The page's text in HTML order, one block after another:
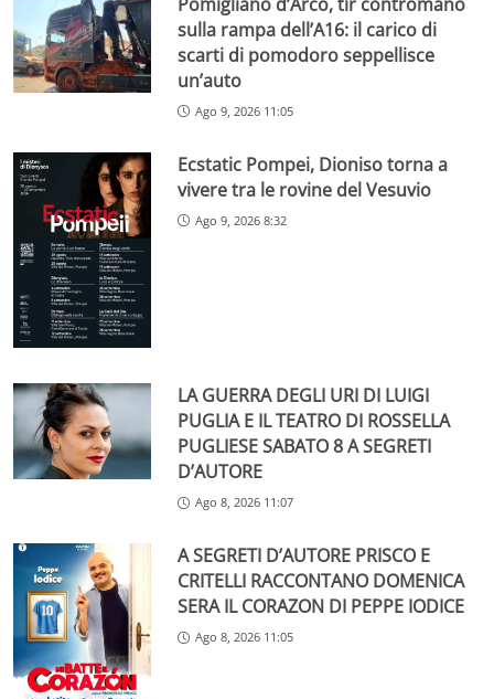
sulla rampa dell’A16: il carico di
scarti di pomodoro seppellisce
un’auto
Ago 9, 2026 11:05
Ecstatic Pompei, Dioniso torna a
vivere tra le rovine del Vesuvio
Ago 9, 2026 8:32
LA GUERRA DEGLI URI DI LUIGI
PUGLIA E IL TEATRO DI ROSSELLA
PUGLIESE SABATO 8 A SEGRETI
D’AUTORE
Ago 8, 2026 11:07
A SEGRETI D’AUTORE PRISCO E
CRITELLI RACCONTANO DOMENICA
SERA IL CORAZON DI PEPPE IODICE
Ago 8, 2026 11:05